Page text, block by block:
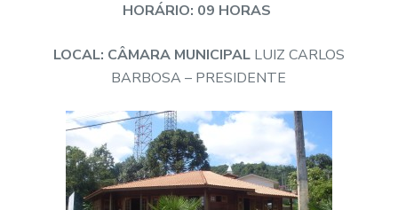
HORÁRIO: 09 HORAS
LOCAL: CÂMARA MUNICIPAL LUIZ CARLOS
BARBOSA – PRESIDENTE